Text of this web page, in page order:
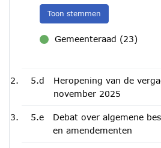
Toon stemmen
Gemeenteraad (23)
5.d
Heropening van de
november 2025
5.e
Debat over algemene
en amendementen